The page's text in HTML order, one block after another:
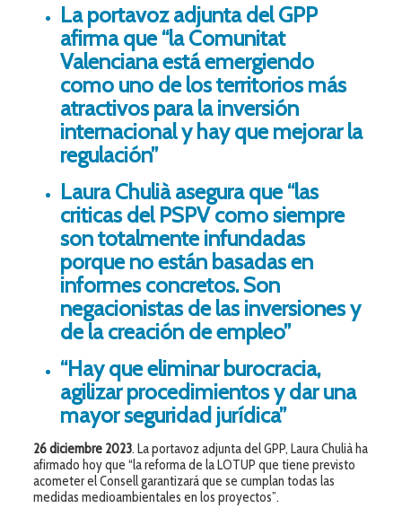
La portavoz adjunta del GPP
afirma que “la Comunitat
Valenciana está emergiendo
como uno de los territorios más
atractivos para la inversión
internacional y hay que mejorar la
regulación”
Laura Chulià asegura que “las
criticas del PSPV como siempre
son totalmente infundadas
porque no están basadas en
informes concretos. Son
negacionistas de las inversiones y
de la creación de empleo”
“Hay que eliminar burocracia,
agilizar procedimientos y dar una
mayor seguridad jurídica”
26 diciembre 2023. La portavoz adjunta del GPP, Laura Chulià ha
afirmado hoy que “la reforma de la LOTUP que tiene previsto
acometer el Consell garantizará que se cumplan todas las
medidas medioambientales en los proyectos”.